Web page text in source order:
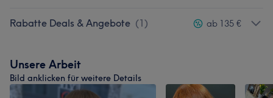
Rabatte Deals & Angebote (1) ab 135 €
Unsere Arbeit
Bild anklicken für weitere Details